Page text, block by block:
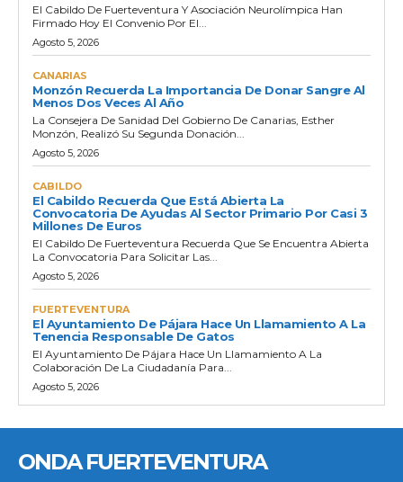
El Cabildo De Fuerteventura Y Asociación Neurolímpica Han
Firmado Hoy El Convenio Por El...
Agosto 5, 2026
CANARIAS
Monzón Recuerda La Importancia De Donar Sangre Al
Menos Dos Veces Al Año
La Consejera De Sanidad Del Gobierno De Canarias, Esther
Monzón, Realizó Su Segunda Donación...
Agosto 5, 2026
CABILDO
El Cabildo Recuerda Que Está Abierta La
Convocatoria De Ayudas Al Sector Primario Por Casi 3
Millones De Euros
El Cabildo De Fuerteventura Recuerda Que Se Encuentra Abierta
La Convocatoria Para Solicitar Las...
Agosto 5, 2026
FUERTEVENTURA
El Ayuntamiento De Pájara Hace Un Llamamiento A La
Tenencia Responsable De Gatos
El Ayuntamiento De Pájara Hace Un Llamamiento A La
Colaboración De La Ciudadanía Para...
Agosto 5, 2026
ONDA FUERTEVENTURA